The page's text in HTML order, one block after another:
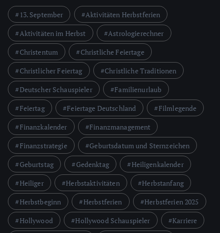
13. September
Aktivitäten Herbstferien
Aktivitäten im Herbst
Astrologierechner
Christentum
Christliche Feiertage
Christlicher Feiertag
Christliche Traditionen
Deutscher Schauspieler
Familienurlaub
Feiertag
Feiertage Deutschland
Filmlegende
Finanzkalender
Finanzmanagement
Finanzstrategie
Geburtsdatum und Sternzeichen
Geburtstag
Gedenktag
Heiligenkalender
Heiliger
Herbstaktivitäten
Herbstanfang
Herbstbeginn
Herbstferien
Herbstferien 2025
Hollywood
Hollywood Schauspieler
Karriere